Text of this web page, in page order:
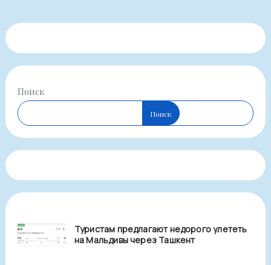
Поиск
Поиск
Туристам предлагают недорого улететь
на Мальдивы через Ташкент